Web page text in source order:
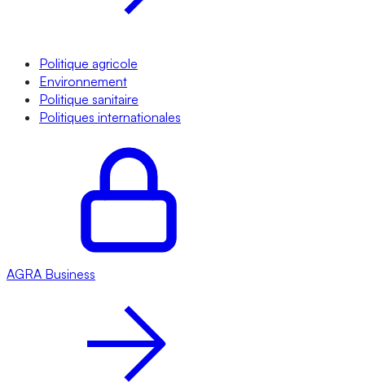
Politique agricole
Environnement
Politique sanitaire
Politiques internationales
AGRA Business